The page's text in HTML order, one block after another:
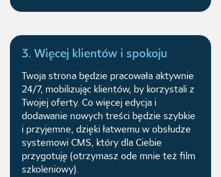
3. Więcej klientów i spokoju
Twoja strona będzie pracowała aktywnie
24/7, mobilizując klientów, by korzystali z
Twojej oferty. Co więcej edycja i
dodawanie nowych treści będzie szybkie
i przyjemne, dzięki łatwemu w obsłudze
systemowi CMS, który dla Ciebie
przygotuję (otrzymasz ode mnie też film
szkoleniowy).